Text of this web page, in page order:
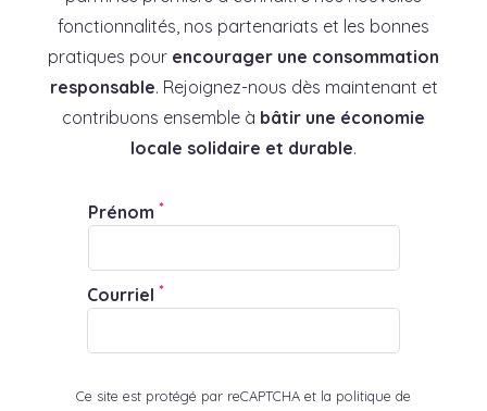
fonctionnalités, nos partenariats et les bonnes
pratiques pour encourager une consommation
responsable. Rejoignez-nous dès maintenant et
contribuons ensemble à bâtir une économie
locale solidaire et durable.
Prénom *
Courriel *
Ce site est protégé par reCAPTCHA et la politique de